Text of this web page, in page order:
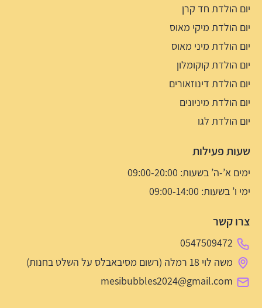
יום הולדת חד קרן
יום הולדת מיקי מאוס
יום הולדת מיני מאוס
יום הולדת קוקומלון
יום הולדת דינוזאורים
יום הולדת מיניונים
יום הולדת לגו
שעות פעילות
ימים א’-ה’ בשעות: 09:00-20:00
ימי ו’ בשעות: 09:00-14:00
צרו קשר
0547509472
משה לוי 18 רמלה (רשום מסיבאבלס על השלט בחנות)
mesibubbles2024@gmail.com